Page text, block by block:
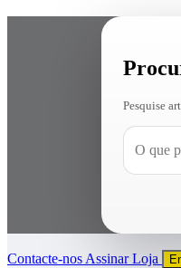
Pesquise
Contacte-nos AssinarLoja